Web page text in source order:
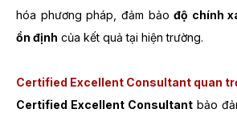
hóa phương pháp, đảm bảođộ chính
ổn định của kết quả tại hiện trường.
Certified Excellent Consultant quan
Certified Excellent Consultantbảo